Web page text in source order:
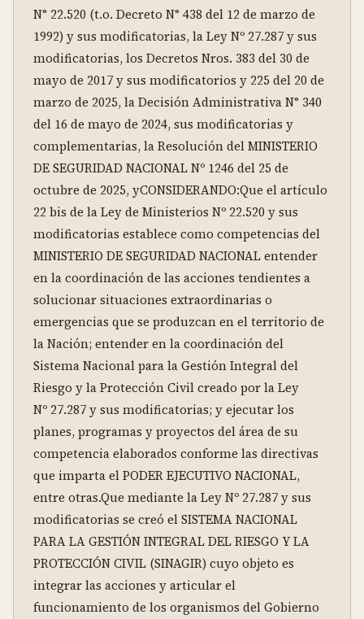
N° 22.520 (t.o. Decreto N° 438 del 12 de marzo de
1992) y sus modificatorias, la Ley Nº 27.287 y sus
modificatorias, los Decretos Nros. 383 del 30 de
mayo de 2017 y sus modificatorios y 225 del 20 de
marzo de 2025, la Decisión Administrativa N° 340
del 16 de mayo de 2024, sus modificatorias y
complementarias, la Resolución del MINISTERIO
DE SEGURIDAD NACIONAL Nº 1246 del 25 de
octubre de 2025, yCONSIDERANDO:Que el artículo
22 bis de la Ley de Ministerios Nº 22.520 y sus
modificatorias establece como competencias del
MINISTERIO DE SEGURIDAD NACIONAL entender
en la coordinación de las acciones tendientes a
solucionar situaciones extraordinarias o
emergencias que se produzcan en el territorio de
la Nación; entender en la coordinación del
Sistema Nacional para la Gestión Integral del
Riesgo y la Protección Civil creado por la Ley
Nº 27.287 y sus modificatorias; y ejecutar los
planes, programas y proyectos del área de su
competencia elaborados conforme las directivas
que imparta el PODER EJECUTIVO NACIONAL,
entre otras.Que mediante la Ley Nº 27.287 y sus
modificatorias se creó el SISTEMA NACIONAL
PARA LA GESTIÓN INTEGRAL DEL RIESGO Y LA
PROTECCIÓN CIVIL (SINAGIR) cuyo objeto es
integrar las acciones y articular el
funcionamiento de los organismos del Gobierno